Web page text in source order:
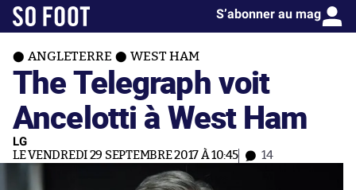
S’abonner au mag
ANGLETERRE WEST HAM
The Telegraph voit
Ancelotti à West Ham
LG
LE VENDREDI 29 SEPTEMBRE 2017 À 10:45 14